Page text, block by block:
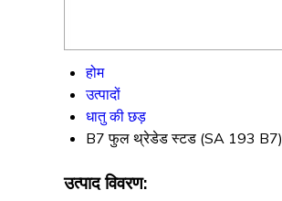
होम
उत्पादों
धातु की छड़
B7 फुल थ्रेडेड स्टड (SA 193 B7)
उत्पाद विवरण: